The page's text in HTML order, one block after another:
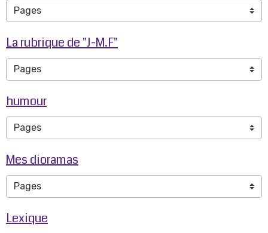
La rubrique de "J-M.F"
humour
Mes dioramas
Lexique